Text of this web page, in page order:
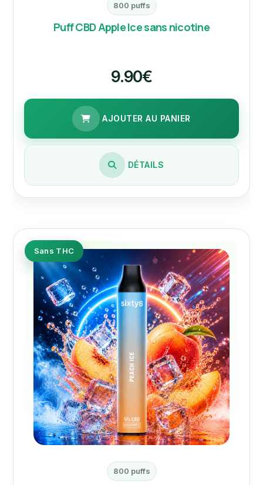
800 puffs
Puff CBD Apple Ice sans nicotine
9.90€
AJOUTER AU PANIER
DÉTAILS
Sans THC
800 puffs